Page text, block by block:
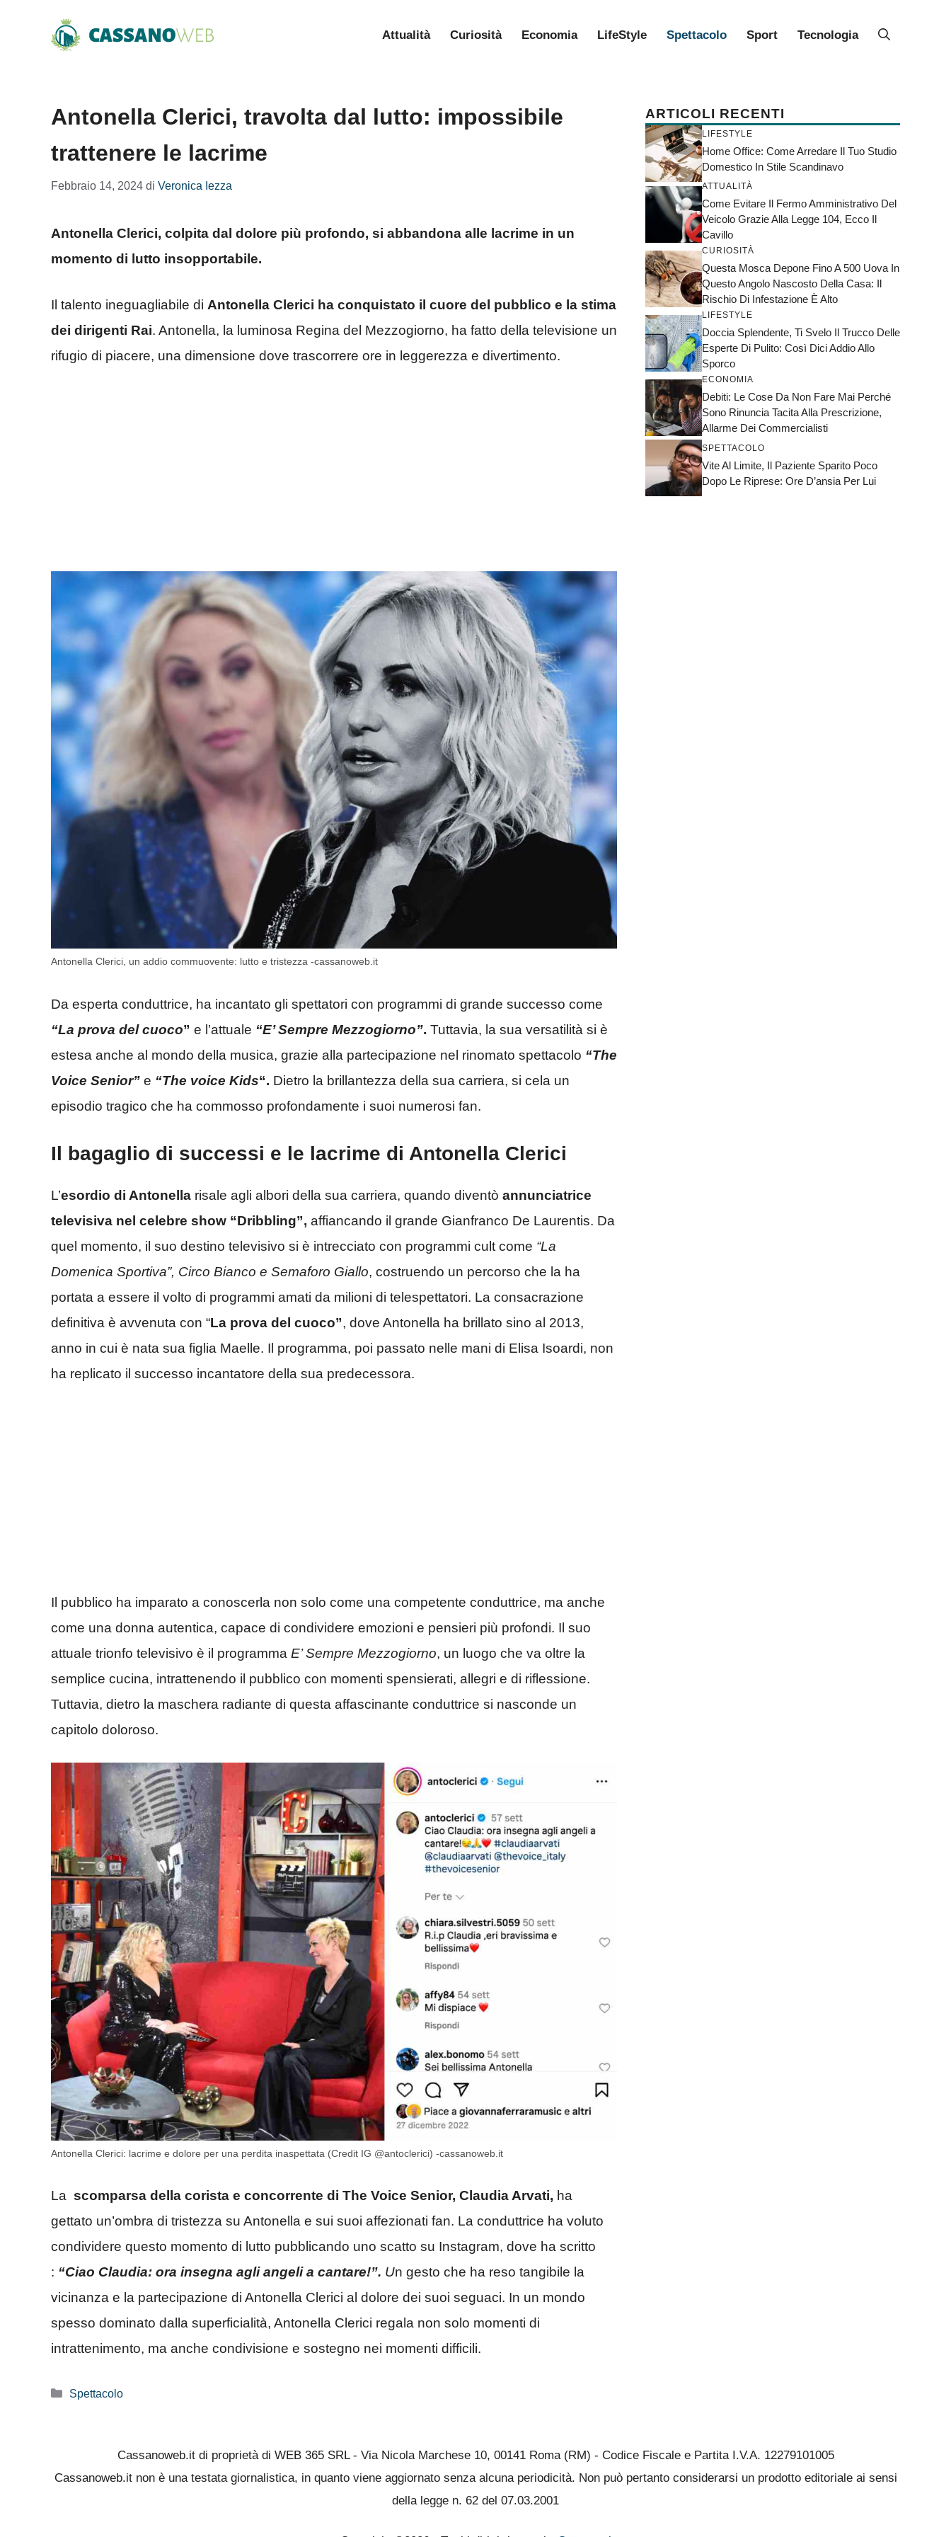
Attualità Curiosità Economia LifeStyle Spettacolo Sport Tecnologia
Antonella Clerici, travolta dal lutto: impossibile
trattenere le lacrime
Febbraio 14, 2024 di Veronica Iezza
Antonella Clerici, colpita dal dolore più profondo, si abbandona alle lacrime in un
momento di lutto insopportabile.
Il talento ineguagliabile di Antonella Clerici ha conquistato il cuore del pubblico e la stima
dei dirigenti Rai. Antonella, la luminosa Regina del Mezzogiorno, ha fatto della televisione un
rifugio di piacere, una dimensione dove trascorrere ore in leggerezza e divertimento.
Antonella Clerici, un addio commuovente: lutto e tristezza -cassanoweb.it
Da esperta conduttrice, ha incantato gli spettatori con programmi di grande successo come
“La prova del cuoco” e l’attuale “E’ Sempre Mezzogiorno”. Tuttavia, la sua versatilità si è
estesa anche al mondo della musica, grazie alla partecipazione nel rinomato spettacolo “The
Voice Senior” e “The voice Kids“. Dietro la brillantezza della sua carriera, si cela un
episodio tragico che ha commosso profondamente i suoi numerosi fan.
Il bagaglio di successi e le lacrime di Antonella Clerici
L’esordio di Antonella risale agli albori della sua carriera, quando diventò annunciatrice
televisiva nel celebre show “Dribbling”, affiancando il grande Gianfranco De Laurentis. Da
quel momento, il suo destino televisivo si è intrecciato con programmi cult come “La
Domenica Sportiva”, Circo Bianco e Semaforo Giallo, costruendo un percorso che la ha
portata a essere il volto di programmi amati da milioni di telespettatori. La consacrazione
definitiva è avvenuta con “La prova del cuoco”, dove Antonella ha brillato sino al 2013,
anno in cui è nata sua figlia Maelle. Il programma, poi passato nelle mani di Elisa Isoardi, non
ha replicato il successo incantatore della sua predecessora.
Il pubblico ha imparato a conoscerla non solo come una competente conduttrice, ma anche
come una donna autentica, capace di condividere emozioni e pensieri più profondi. Il suo
attuale trionfo televisivo è il programma E’ Sempre Mezzogiorno, un luogo che va oltre la
semplice cucina, intrattenendo il pubblico con momenti spensierati, allegri e di riflessione.
Tuttavia, dietro la maschera radiante di questa affascinante conduttrice si nasconde un
capitolo doloroso.
Antonella Clerici: lacrime e dolore per una perdita inaspettata (Credit IG @antoclerici) -cassanoweb.it
La scomparsa della corista e concorrente di The Voice Senior, Claudia Arvati, ha
gettato un’ombra di tristezza su Antonella e sui suoi affezionati fan. La conduttrice ha voluto
condividere questo momento di lutto pubblicando uno scatto su Instagram, dove ha scritto
: “Ciao Claudia: ora insegna agli angeli a cantare!”. Un gesto che ha reso tangibile la
vicinanza e la partecipazione di Antonella Clerici al dolore dei suoi seguaci. In un mondo
spesso dominato dalla superficialità, Antonella Clerici regala non solo momenti di
intrattenimento, ma anche condivisione e sostegno nei momenti difficili.
Categorie
Spettacolo
ARTICOLI RECENTI
LIFESTYLE
Home Office: Come Arredare Il Tuo Studio
Domestico In Stile Scandinavo
ATTUALITÀ
Come Evitare Il Fermo Amministrativo Del
Veicolo Grazie Alla Legge 104, Ecco Il
Cavillo
CURIOSITÀ
Questa Mosca Depone Fino A 500 Uova In
Questo Angolo Nascosto Della Casa: Il
Rischio Di Infestazione È Alto
LIFESTYLE
Doccia Splendente, Ti Svelo Il Trucco Delle
Esperte Di Pulito: Così Dici Addio Allo
Sporco
ECONOMIA
Debiti: Le Cose Da Non Fare Mai Perché
Sono Rinuncia Tacita Alla Prescrizione,
Allarme Dei Commercialisti
SPETTACOLO
Vite Al Limite, Il Paziente Sparito Poco
Dopo Le Riprese: Ore D’ansia Per Lui
Cassanoweb.it di proprietà di WEB 365 SRL - Via Nicola Marchese 10, 00141 Roma (RM) - Codice Fiscale e Partita I.V.A. 12279101005
Cassanoweb.it non è una testata giornalistica, in quanto viene aggiornato senza alcuna periodicità. Non può pertanto considerarsi un prodotto editoriale ai sensi
della legge n. 62 del 07.03.2001